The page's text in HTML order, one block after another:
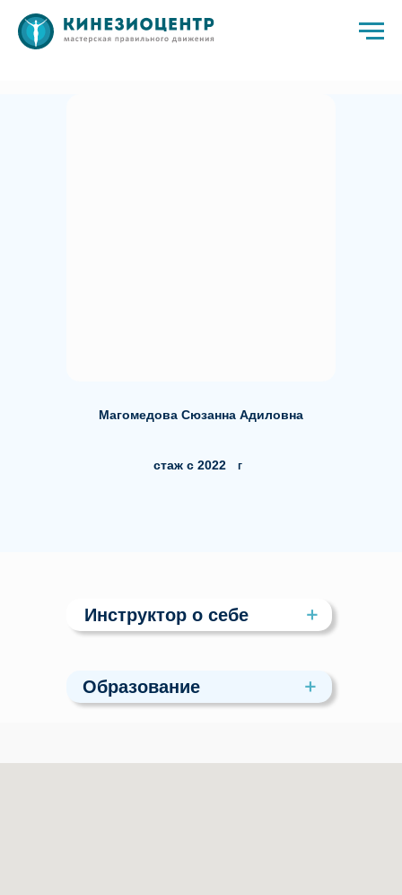
стаж с 2022 г
Магомедова Сюзанна Адиловна
Инструктор о себе
Образование